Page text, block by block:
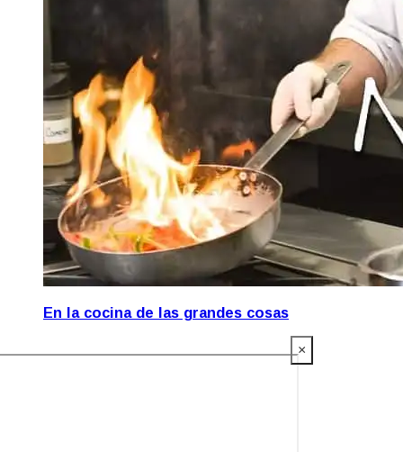
En la cocina de las grandes cosas
×